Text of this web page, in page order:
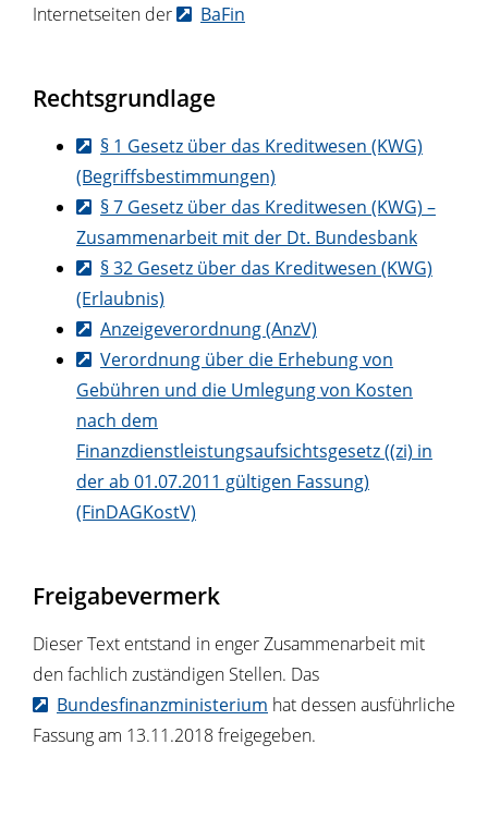
Internetseiten der BaFin
Rechtsgrundlage
§ 1 Gesetz über das Kreditwesen (KWG)
(Begriffsbestimmungen)
§ 7 Gesetz über das Kreditwesen (KWG) –
Zusammenarbeit mit der Dt. Bundesbank
§ 32 Gesetz über das Kreditwesen (KWG)
(Erlaubnis)
Anzeigeverordnung (AnzV)
Verordnung über die Erhebung von
Gebühren und die Umlegung von Kosten
nach dem
Finanzdienstleistungsaufsichtsgesetz ((zi) in
der ab 01.07.2011 gültigen Fassung)
(FinDAGKostV)
Freigabevermerk
Dieser Text entstand in enger Zusammenarbeit mit
den fachlich zuständigen Stellen. Das
Bundesfinanzministerium hat dessen ausführliche
Fassung am 13.11.2018 freigegeben.